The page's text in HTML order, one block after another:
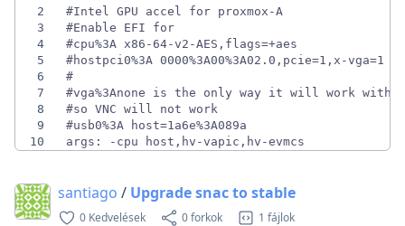
2
3
4
5
6
7
8
9
10
args: -cpu host,hv-vapic,hv-evmcs
santiago / Upgrade snac to stable
0 Kedvelések 0 forkok 1 fájlok